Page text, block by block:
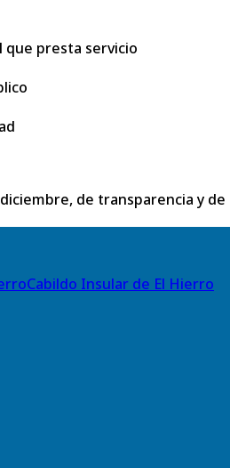
que presta servicio
de transparencia y
Cabildo Insular de El Hierro